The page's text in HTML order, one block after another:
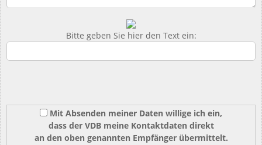
Bitte geben Sie hier den Text ein:
Mit Absenden meiner Daten willige ich ein,
dass der VDB meine Kontaktdaten direkt
an den oben genannten Empfänger übermittelt.